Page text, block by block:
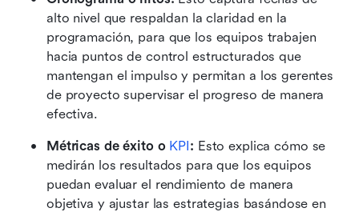
alto nivel que respaldan la claridad en la
programación, para que los equipos trabajen
hacia puntos de control estructurados que
mantengan el impulso y permitan a los gerentes
de proyecto supervisar el progreso de manera
efectiva.
Métricas de éxito o KPI: Esto explica cómo se
medirán los resultados para que los equipos
puedan evaluar el rendimiento de manera
objetiva y ajustar las estrategias basándose en